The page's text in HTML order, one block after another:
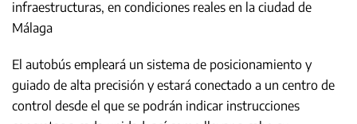
infraestructuras, en condiciones reales en la ciudad de
Málaga
El autobús empleará un sistema de posicionamiento y
guiado de alta precisión y estará conectado a un centro de
control desde el que se podrán indicar instrucciones